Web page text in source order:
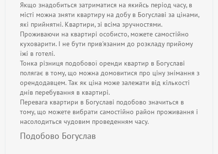
Якщо знадобиться затриматися на якийсь період часу, в
місті можна зняти квартиру на добу в Богуславі за цінами,
які прийнятні. Квартири, зі всіма зручностями.
Проживаючи на квартирі особисто, можете самостійно
куховарити. І не бути прив'язаним до розкладу прийому
їжі в готелі.
Тонка різниця подобової оренди квартир в Богуславі
полягає в тому, що можна домовитися про ціну знімання з
орендодавцем. Так як ціна може залежати від кількості
днів перебування в квартирі.
Перевага квартири в Богуславі подобово значиться в
тому, що можете вибрати самостійно район проживання і
насолодиться чудовим проведенням часу.
Подобово Богуслав